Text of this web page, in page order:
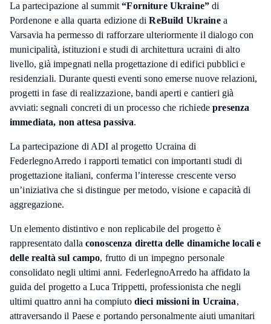
La partecipazione al summit“Forniture Ukraine” di
Pordenone e alla quarta edizione diReBuild Ukrainea
Varsavia ha permesso di rafforzare ulteriormente il dialogo con
municipalità, istituzioni e studi di architettura ucraini di alto
livello, già impegnati nella progettazione di edifici pubblici e
residenziali. Durante questi eventi sono emerse nuove relazioni,
progetti in fase di realizzazione, bandi aperti e cantieri già
avviati: segnali concreti di un processo che richiedepresenza
immediata, non attesa passiva.
La partecipazione di ADI al progetto Ucraina di
FederlegnoArredo i rapporti tematici con importanti studi di
progettazione italiani, conferma l’interesse crescente verso
un’iniziativa che si distingue per metodo, visione e capacità di
aggregazione.
Un elemento distintivo e non replicabile del progetto è
rappresentato dallaconoscenza diretta delle dinamiche locali e
delle realtà sul campo, frutto di un impegno personale
consolidato negli ultimi anni. FederlegnoArredo ha affidato la
guida del progetto a Luca Trippetti, professionista che negli
ultimi quattro anni ha compiuto dieci missioni in Ucraina,
attraversando il Paese e portando personalmente aiuti umanitari